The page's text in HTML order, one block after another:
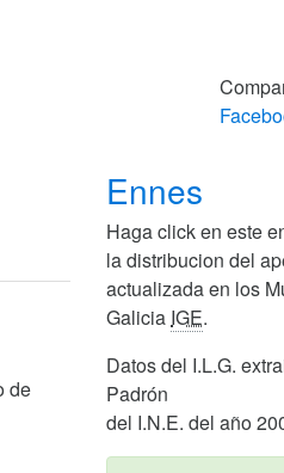
de
Ennes
Haga click en este
la distribucion del
actualizada en los
Galicia IGE.
Datos del I.L.G.
Padrón
del I.N.E. del año